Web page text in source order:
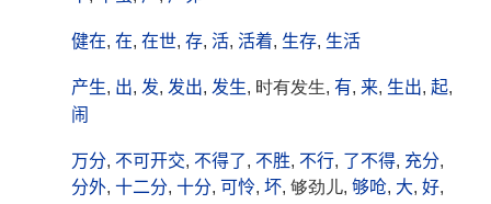
健在, 在, 在世, 存, 活, 活着, 生存, 生活
产生, 出, 发, 发出, 发生, 时有发生, 有, 来, 生出, 起,
闹
万分, 不可开交, 不得了, 不胜, 不行, 了不得, 充分,
分外, 十二分, 十分, 可怜, 坏, 够劲儿, 够呛, 大, 好,